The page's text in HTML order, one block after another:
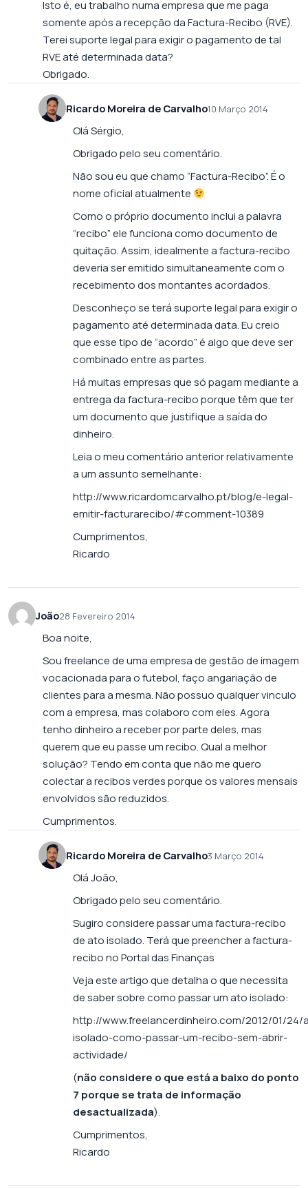
Isto é, eu trabalho numa empresa que me paga
somente após a recepção da Factura-Recibo (RVE).
Terei suporte legal para exigir o pagamento de tal
RVE até determinada data?
Obrigado.
Ricardo Moreira de Carvalho10 Março 2014
Olá Sérgio,
Obrigado pelo seu comentário.
Não sou eu que chamo “Factura-Recibo”. É o
nome oficial atualmente
Como o próprio documento inclui a palavra
“recibo” ele funciona como documento de
quitação. Assim, idealmente a factura-recibo
deveria ser emitido simultaneamente com o
recebimento dos montantes acordados.
Desconheço se terá suporte legal para exigir o
pagamento até determinada data. Eu creio
que esse tipo de “acordo” é algo que deve ser
combinado entre as partes.
Há muitas empresas que só pagam mediante a
entrega da factura-recibo porque têm que ter
um documento que justifique a saída do
dinheiro.
Leia o meu comentário anterior relativamente
a um assunto semelhante:
http://www.ricardomcarvalho.pt/blog/e-legal-
emitir-facturarecibo/#comment-10389
Cumprimentos,
Ricardo
João28 Fevereiro 2014
Boa noite,
Sou freelance de uma empresa de gestão de imagem
vocacionada para o futebol, faço angariação de
clientes para a mesma. Não possuo qualquer vinculo
com a empresa, mas colaboro com eles. Agora
tenho dinheiro a receber por parte deles, mas
querem que eu passe um recibo. Qual a melhor
solução? Tendo em conta que não me quero
colectar a recibos verdes porque os valores mensais
envolvidos são reduzidos.
Cumprimentos.
Ricardo Moreira de Carvalho3 Março 2014
Olá João,
Obrigado pelo seu comentário.
Sugiro considere passar uma factura-recibo
de ato isolado. Terá que preencher a factura-
recibo no Portal das Finanças
Veja este artigo que detalha o que necessita
de saber sobre como passar um ato isolado:
http://www.freelancerdinheiro.com/2012/01/
isolado-como-passar-um-recibo-sem-abrir-
actividade/
(não considere o que está a baixo do ponto
7 porque se trata de informação
desactualizada).
Cumprimentos,
Ricardo